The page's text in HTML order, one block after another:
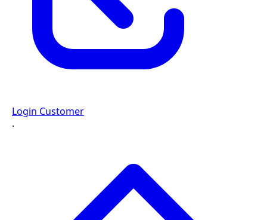
Login Customer
·